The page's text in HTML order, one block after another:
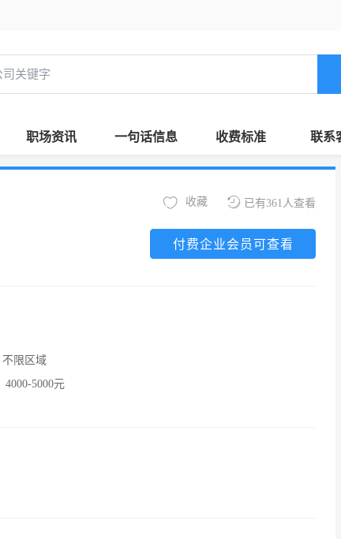
职场资讯 一句话信息 收费标准 联系
已有361人查看
收藏
付费企业会员可查看
不限区域
4000-5000元